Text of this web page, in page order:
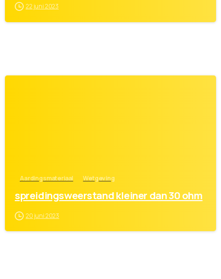
22 juni 2023
Aardingsmateriaal Wetgeving
spreidingsweerstand kleiner dan 30 ohm
20 juni 2023